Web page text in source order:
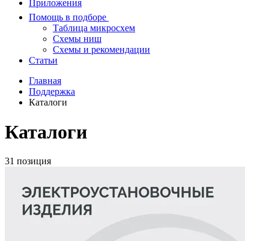
Приложения
Помощь в подборе
Таблица микросхем
Схемы ниш
Схемы и рекомендации
Статьи
Главная
Поддержка
Каталоги
Каталоги
31 позиция